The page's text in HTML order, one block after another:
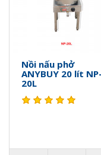
Nồi nấu phở
ANYBUY 20 lít NP-
20L